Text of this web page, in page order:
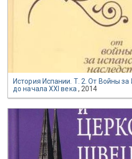
История Испании. Т. 2. От Войны за
до начала XXI века , 2014